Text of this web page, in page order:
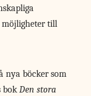
möjligheter till
nya böcker som
bokDen stora